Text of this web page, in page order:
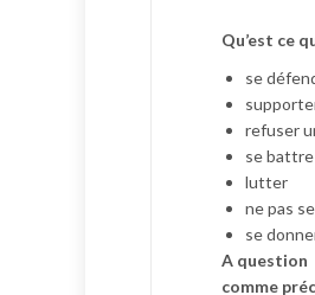
Qu’est ce
se
refuser
se
lutter
ne pas
se
A question
comme